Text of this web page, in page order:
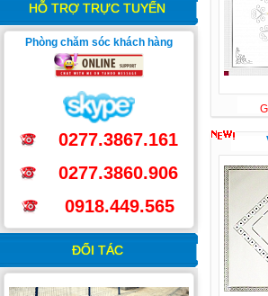
HỖ TRỢ TRỰC TUYẾN
Phòng chăm sóc khách hàng
0277.3867.161
0277.3860.906
0918.449.565
ĐỐI TÁC